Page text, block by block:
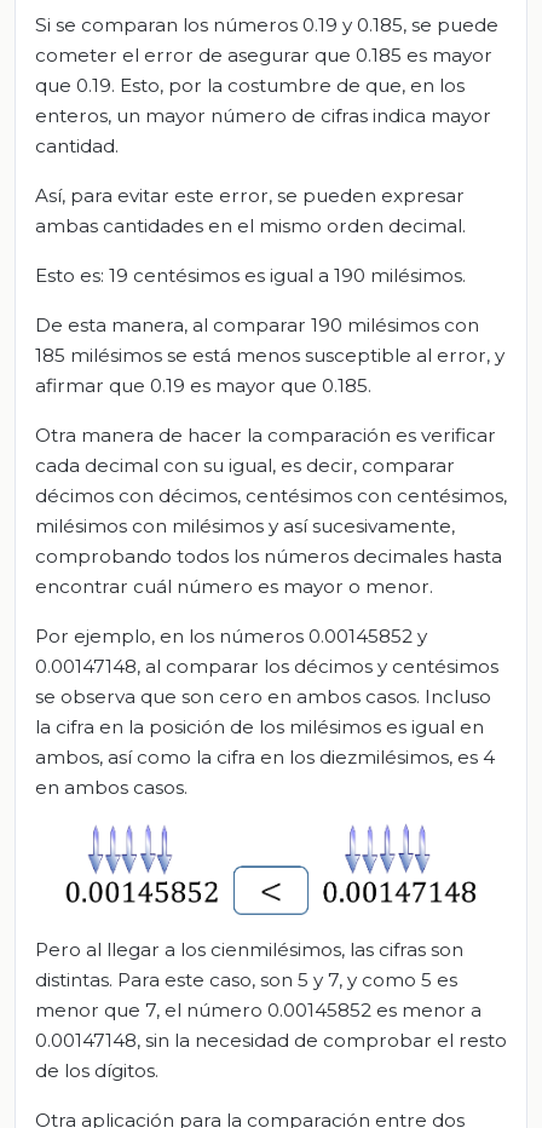
Si se comparan los números 0.19 y 0.185, se puede
cometer el error de asegurar que 0.185 es mayor
que 0.19. Esto, por la costumbre de que, en los
enteros, un mayor número de cifras indica mayor
cantidad.
Así, para evitar este error, se pueden expresar
ambas cantidades en el mismo orden decimal.
Esto es: 19 centésimos es igual a 190 milésimos.
De esta manera, al comparar 190 milésimos con
185 milésimos se está menos susceptible al error, y
afirmar que 0.19 es mayor que 0.185.
Otra manera de hacer la comparación es verificar
cada decimal con su igual, es decir, comparar
décimos con décimos, centésimos con centésimos,
milésimos con milésimos y así sucesivamente,
comprobando todos los números decimales hasta
encontrar cuál número es mayor o menor.
Por ejemplo, en los números 0.00145852 y
0.00147148, al comparar los décimos y centésimos
se observa que son cero en ambos casos. Incluso
la cifra en la posición de los milésimos es igual en
ambos, así como la cifra en los diezmilésimos, es 4
en ambos casos.
Pero al llegar a los cienmilésimos, las cifras son
distintas. Para este caso, son 5 y 7, y como 5 es
menor que 7, el número 0.00145852 es menor a
0.00147148, sin la necesidad de comprobar el resto
de los dígitos.
Otra aplicación para la comparación entre dos